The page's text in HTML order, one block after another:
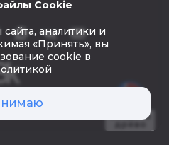
Cookie
аналитики и
«Принять», вы
cookie в
Создать